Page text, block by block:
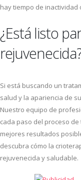
hay tiempo de
¿Está listo
Si está buscando un
salud y la apariencia de
Nuestro equipo de
cada paso del proceso
mejores resultados
descubra cómo la
rejuvenecida y saludable.